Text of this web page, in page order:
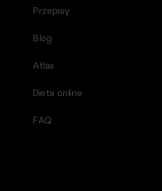
Przepisy
Blog
Atlas
Dieta online
FAQ